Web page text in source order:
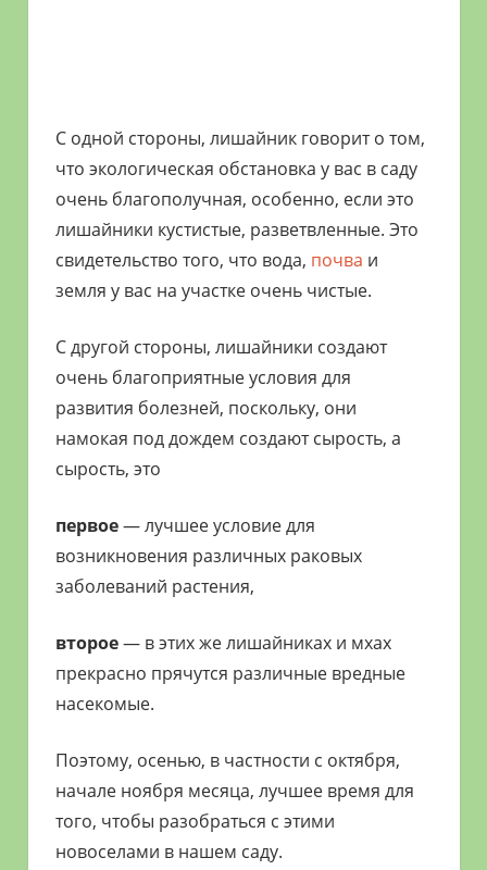
С одной стороны, лишайник говорит о том,
что экологическая обстановка у вас в саду
очень благополучная, особенно, если это
лишайники кустистые, разветвленные. Это
свидетельство того, что вода, почва и
земля у вас на участке очень чистые.
С другой стороны, лишайники создают
очень благоприятные условия для
развития болезней, поскольку, они
намокая под дождем создают сырость, а
сырость, это
первое— лучшее условие для
возникновения различных раковых
заболеваний растения,
второе— в этих же лишайниках и мхах
прекрасно прячутся различные вредные
насекомые.
Поэтому, осенью, в частности с октября,
начале ноября месяца, лучшее время для
того, чтобы разобраться с этими
новоселами в нашем саду.